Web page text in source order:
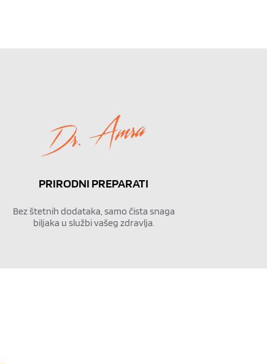
PRIRODNI PREPARATI
Bez štetnih dodataka, samo čista snaga
biljaka u službi vašeg zdravlja.